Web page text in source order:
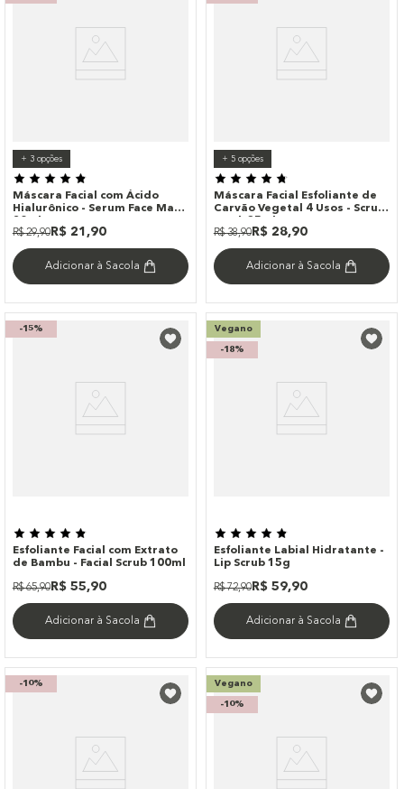
+ 3opções
Máscara Facial com Ácido
Hialurônico - Serum Face Mask
R$ 29,90R$ 21 ,90
Adicionar à Sacola
+ 5opções
Máscara Facial Esfoliante de
Carvão Vegetal 4 Usos - Scrub
R$ 38,90R$ 28,90
Adicionar à Sacola
-15%
Esfoliante Facial com Extrato
de Bambu - Facial Scrub 100ml
R$ 65,90R$ 55,90
Adicionar à Sacola
Vegano
-18%
Esfoliante Labial Hidratante -
Lip Scrub 15g
R$ 72,90R$ 59,90
Adicionar à Sacola
-10% Vegano
-10%